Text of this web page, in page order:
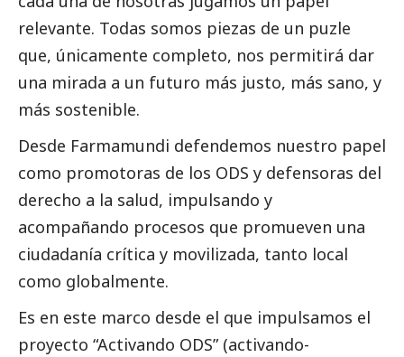
relevante. Todas somos piezas de un puzle
que, únicamente completo, nos permitirá dar
una mirada a un futuro más justo, más sano, y
más sostenible.
Desde Farmamundi defendemos nuestro papel
como promotoras de los ODS y defensoras del
derecho a la salud, impulsando y
acompañando procesos que promueven una
ciudadanía crítica y movilizada, tanto local
como globalmente.
Es en este marco desde el que impulsamos el
proyecto “Activando ODS” (activando-